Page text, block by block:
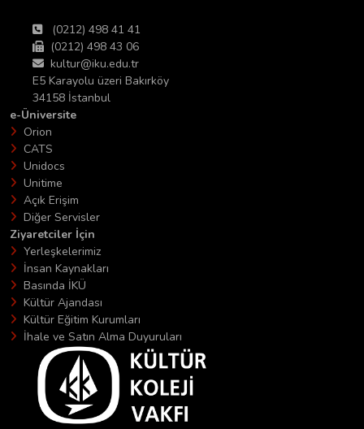
(0212) 498 41 41
(0212) 498 43 06
kultur@iku.edu.tr
E5 Karayolu üzeri Bakırköy
34158 İstanbul
e-Üniversite
Orion
CATS
Unidocs
Unitime
Açık Erişim
Diğer Servisler
Ziyaretciler İçin
Yerleşkelerimiz
İnsan Kaynakları
Basında İKÜ
Kültür Ajandası
Kültür Eğitim Kurumları
İhale ve Satın Alma Duyuruları